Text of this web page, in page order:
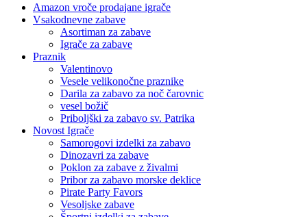
Amazon vroče prodajane igrače
Vsakodnevne zabave
Asortiman za zabave
Igrače za zabave
Praznik
Valentinovo
Vesele velikonočne praznike
Darila za zabavo za noč čarovnic
vesel božič
Priboljški za zabavo sv. Patrika
Novost Igrače
Samorogovi izdelki za zabavo
Dinozavri za zabave
Poklon za zabave z živalmi
Pribor za zabavo morske deklice
Pirate Party Favors
Vesoljske zabave